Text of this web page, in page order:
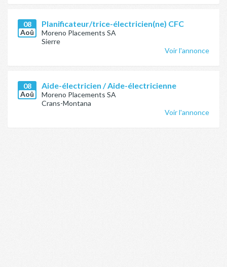
08
Aoû
Planificateur/trice-électricien(ne) CFC
Moreno Placements SA
Sierre
Voir l'annonce
08
Aoû
Aide-électricien / Aide-électricienne
Moreno Placements SA
Crans-Montana
Voir l'annonce